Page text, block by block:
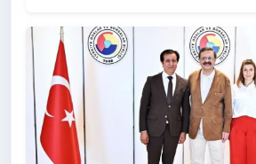
çeşitliliğini ve nitelikli imkânlarını
ekranlarında yayımlanan "Genç
canlı yayın konuğu olarak katıldı.